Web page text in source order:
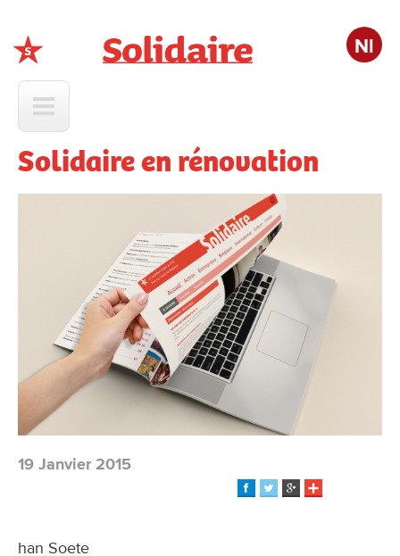
Nl
Solidaire en rénovation
19 Janvier 2015
han Soete